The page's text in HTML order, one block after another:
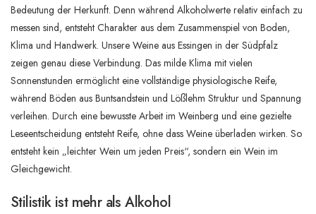
Bedeutung der Herkunft. Denn während Alkoholwerte relativ einfach zu
messen sind, entsteht Charakter aus dem Zusammenspiel von Boden,
Klima und Handwerk. Unsere Weine aus Essingen in der Südpfalz
zeigen genau diese Verbindung. Das milde Klima mit vielen
Sonnenstunden ermöglicht eine vollständige physiologische Reife,
während Böden aus Buntsandstein und Lößlehm Struktur und Spannung
verleihen. Durch eine bewusste Arbeit im Weinberg und eine gezielte
Leseentscheidung entsteht Reife, ohne dass Weine überladen wirken. So
entsteht kein „leichter Wein um jeden Preis“, sondern ein Wein im
Gleichgewicht.
Stilistik ist mehr als Alkohol